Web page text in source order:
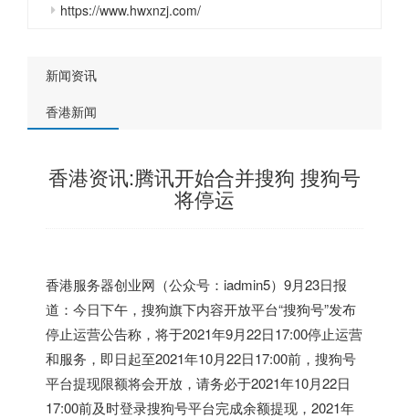
https://www.hwxnzj.com/
新闻资讯
香港新闻
香港资讯:腾讯开始合并搜狗 搜狗号
将停运
香港服务器创业网（公众号：iadmin5）9月23日报
道：今日下午，搜狗旗下内容开放平台“搜狗号”发布
停止运营公告称，将于2021年9月22日17:00停止运营
和服务，即日起至2021年10月22日17:00前，搜狗号
平台提现限额将会开放，请务必于2021年10月22日
17:00前及时登录搜狗号平台完成余额提现，2021年